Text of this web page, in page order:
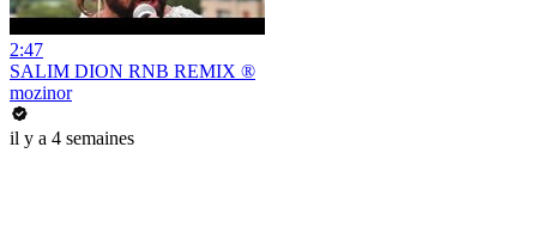
2:47
SALIM DION RNB REMIX ®
mozinor
il y a 4 semaines